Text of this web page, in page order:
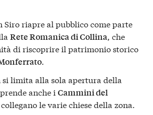
Siro riapre al pubblico come parte
Rete Romanica di Collina, che
di riscoprire il patrimonio storico
.
si limita alla sola apertura della
anche i Cammini del
le varie chiese della zona.